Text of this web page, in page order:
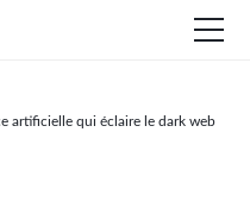
artificielle qui éclaire le dark web